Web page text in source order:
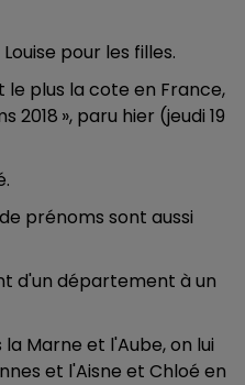
pour les filles.
le plus la cote en France,
2018 », paru hier (jeudi 19
prénoms sont aussi
d'un département à un
Marne et l'Aube, on lui
et l'Aisne et Chloé en